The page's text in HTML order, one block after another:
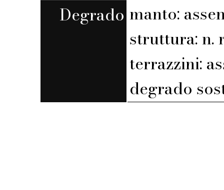
Degrado manto:
struttura: n.
terrazzini:
degrado